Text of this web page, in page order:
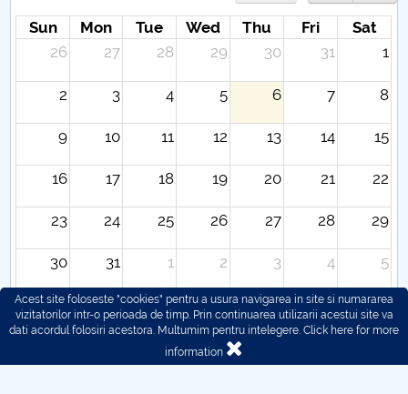
Sun Mon Tue Wed Thu Fri
Sat
26
27 28 29 30 31 1
2 3 4 5 6 7 8
9 10 11 12 13 14 15
16 17 18 19 20 21 22
23 24 25 26 27 28 29
30 31 1 2 3 4 5
Acest site foloseste "cookies" pentru a usura navigarea in site si numararea
vizitatorilor intr-o perioada de timp. Prin continuarea utilizarii acestui site va
dati acordul folosiri acestora. Multumim pentru intelegere. Click here for more
information